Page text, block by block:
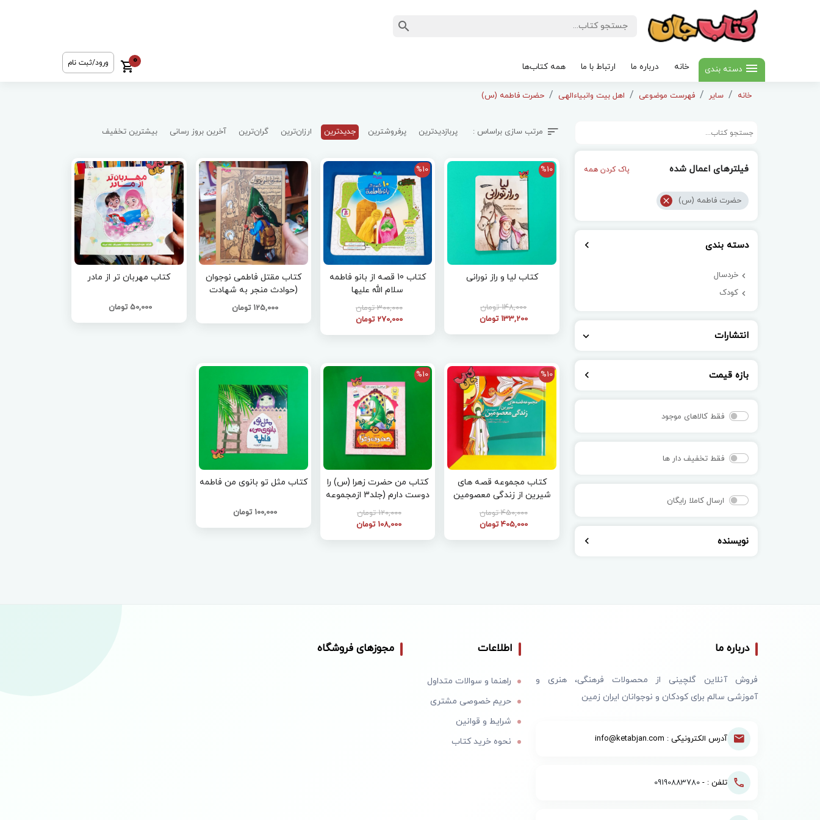
دسته بندی خانه درباره ما ارتباط با ما همه کتاب‌ها
0 ورود/ثبت نام
خانه سایر فهرست موضوعی اهل بیت وانبیاءالهی حضرت فاطمه (س)
فیلترهای اعمال شده پاک کردن همه
حضرت فاطمه (س)
دسته بندی
خردسال
کودک
انتشارات
بازه قیمت
فقط کالاهای موجود
فقط تخفیف دار ها
ارسال کاملا رایگان
نویسنده
مرتب سازی براساس : پربازدیدترین پرفروشترین جدیدترین ارزان‌ترین گران‌ترین آخرین بروز رسانی بیشترین تخفیف
%10
کتاب لیا و راز نورانی
148,000 تومان
133,200 تومان
%10
کتاب 10 قصه از بانو فاطمه
سلام الله علیها
300,000 تومان
270,000 تومان
کتاب مقتل فاطمی نوجوان
(حوادث منجر به شهادت
حضرت فاطمه سلام الله علیها
ویژه نوجواان )
125,000 تومان
کتاب مهربان تر از مادر
50,000 تومان
%10
کتاب مجموعه قصه های
شیرین از زندگی معصومین
علیهم السلام
450,000 تومان
405,000 تومان
%10
کتاب من حضرت زهرا (س) را
دوست دارم (جلد3 ازمجموعه
14جلدی من اهل بیت علیهم
السلام را دوست دارم)
120,000 تومان
108,000 تومان
کتاب مثل تو بانوی من فاطمه
100,000 تومان
درباره ما
فروش آنلاین گلچینی از محصولات فرهنگی، هنری و
آموزشی سالم برای کودکان و نوجوانان ایران زمین
آدرس الکترونیکی : info@ketabjan.com
تلفن : - 09190883780
اطلاعات
راهنما و سوالات متداول
حریم خصوصی مشتری
شرایط و قوانین
نحوه خرید کتاب
مجوزهای فروشگاه